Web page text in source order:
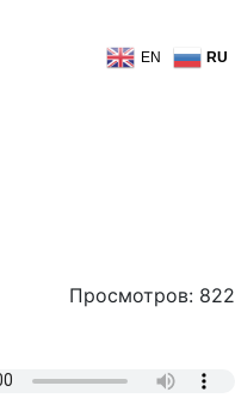
EN RU
Просмотров: 822